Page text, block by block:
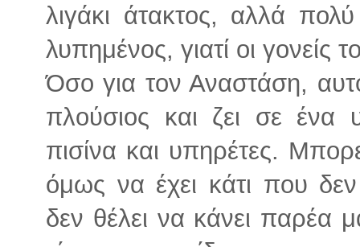
λιγάκι άτακτος, αλλά
λυπημένος, γιατί οι γονείς
Όσο για τον Αναστάση,
πλούσιος και ζει σε ένα
πισίνα και υπηρέτες.
όμως να έχει κάτι που δεν
δεν θέλει να κάνει παρέα